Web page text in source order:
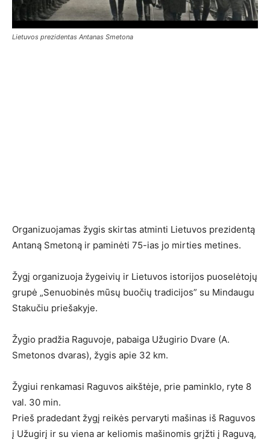
Lietuvos prezidentas Antanas Smetona
Organizuojamas žygis skirtas atminti Lietuvos prezidentą
Antaną Smetoną ir paminėti 75-ias jo mirties metines.
Žygį organizuoja žygeivių ir Lietuvos istorijos puoselėtojų
grupė „Senuobinės mūsų buočių tradicijos” su Mindaugu
Stakučiu priešakyje.
Žygio pradžia Raguvoje, pabaiga Užugirio Dvare (A.
Smetonos dvaras), žygis apie 32 km.
Žygiui renkamasi Raguvos aikštėje, prie paminklo, ryte 8
val. 30 min.
Prieš pradedant žygį reikės pervaryti mašinas iš Raguvos
į Užugirį ir su viena ar keliomis mašinomis grįžti į Raguvą,